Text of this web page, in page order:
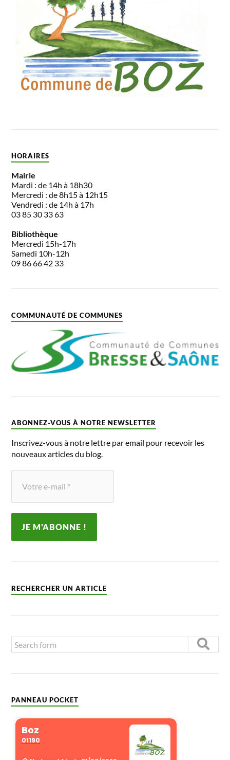
HORAIRES
Mairie
Mardi : de 14h à 18h30
Mercredi : de 8h15 à 12h15
Vendredi : de 14h à 17h
03 85 30 33 63
Bibliothèque
Mercredi 15h-17h
Samedi 10h-12h
09 86 66 42 33
COMMUNAUTÉ DE COMMUNES
ABONNEZ-VOUS À NOTRE NEWSLETTER
Inscrivez-vous à notre lettre par email pour recevoir les
nouveaux articles du blog.
RECHERCHER UN ARTICLE
PANNEAU POCKET